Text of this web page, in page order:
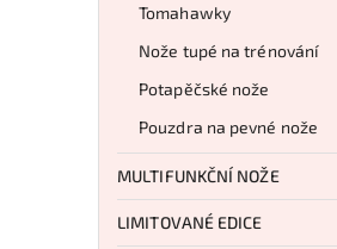
Tomahawky
Nože tupé na trénování
Potapěčské nože
Pouzdra na pevné nože
MULTIFUNKČNÍ NOŽE
LIMITOVANÉ EDICE